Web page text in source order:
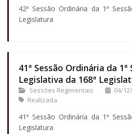
42ª Sessão Ordinária da 1ª
Legislatura
41ª Sessão Ordinária da 1ª
Legislativa da 168ª
Sessões Regimentais 04/
Realizada
41ª Sessão Ordinária da 1ª
Legislatura